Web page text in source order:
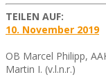
TEILEN AUF:
10. November 2019
OB Marcel Philipp,
Martin I. (v.l.n.r.)